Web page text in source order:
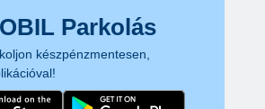
Parkolás
készpénzmentesen,